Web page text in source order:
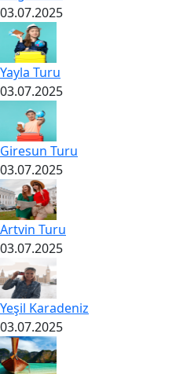
03.07.2025
Yayla Turu
03.07.2025
Giresun Turu
03.07.2025
Artvin Turu
03.07.2025
Yeşil Karadeniz
03.07.2025